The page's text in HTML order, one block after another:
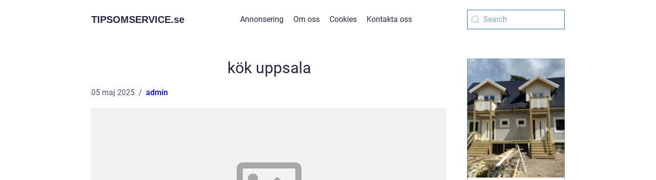
TIPSOMSERVICE.se Annonsering Om oss Cookies Kontakta oss
kök uppsala
05 maj 2025 admin